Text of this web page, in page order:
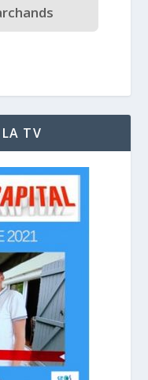
LA TV